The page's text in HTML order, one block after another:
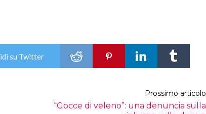
su Twitter
Prossimo articolo
“Gocce di veleno”: una denuncia sulla